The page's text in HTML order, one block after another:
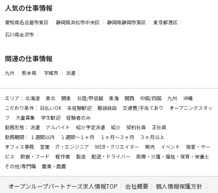
人気の仕事情報
愛知県名古屋市東区 静岡県浜松市中央区 静岡県静岡市葵区
東京都港区
石川県金沢市
関連の仕事情報
九州 熊本県 宇城市 派遣
エリア： 北海道 東北 関東 北陸/甲信越 東海 関西 中国/四国 九州
沖縄
こだわり条件： 日払いOK 未経験歓迎 服装自由 交通費/手当てあり
オープニングスタッ
フ
大量募集 学生歓迎
経験者のみ
勤務形態： 派遣 アルバイト 紹介予定派遣 紹介 契約社員
正社員
勤務期間： １週間以内 １週間～１ヶ月 １ヶ月～３ヶ月
３ヶ月以上
オフィス事務
営業 IT・エンジニア WEB・クリエイター 販売 イベント
接客・サー
ビス
飲食・フード 軽作業 製造 配送・ドライバー
医療・介護・福祉・保育・栄養士
その他/専門職
農業・酪農
オープンループパートナーズ求人情報TOP 会社概要
個人情報保護方針